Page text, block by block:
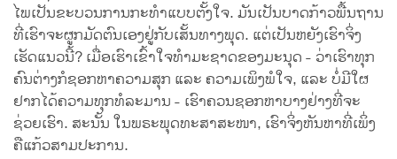
ໄພເປັນຂະບວນການກະທຳແບບຕັ້ງໃຈ. ມັນເປັນບາດກ້າວພື້ນຖານ
ທີ່ເຮົາຈະຜູກມັດຕົນເອງຢູ່ກັບເສັ້ນທາງພຸດ. ແຕ່ເປັນຫຍັງເຮົາຈິ່ງ
ເຮັດແນວນີ້? ເມື່ອເຮົາເຂົ້າໃຈທຳມະຊາດຂອງມະນຸດ - ວ່າເຮົາທຸກ
ຄົນຕ່າງກໍຊອກຫາຄວາມສຸກ ແລະ ຄວາມເພິງພໍໃຈ, ແລະ ບໍ່ມີໃຜ
ຢາກໄດ້ຄວາມທຸກທໍລະມານ - ເຮົາຄວນຊອກຫາບາງຢ່າງທີ່ຈະ
ຊ່ວຍເຮົາ. ສະນັ້ນ ໃນພຣະພຸດທະສາສະໜາ, ເຮົາຈິ່ງຫັນຫາທີ່ເພິ່ງ
ຄືແກ້ວສາມປະການ.